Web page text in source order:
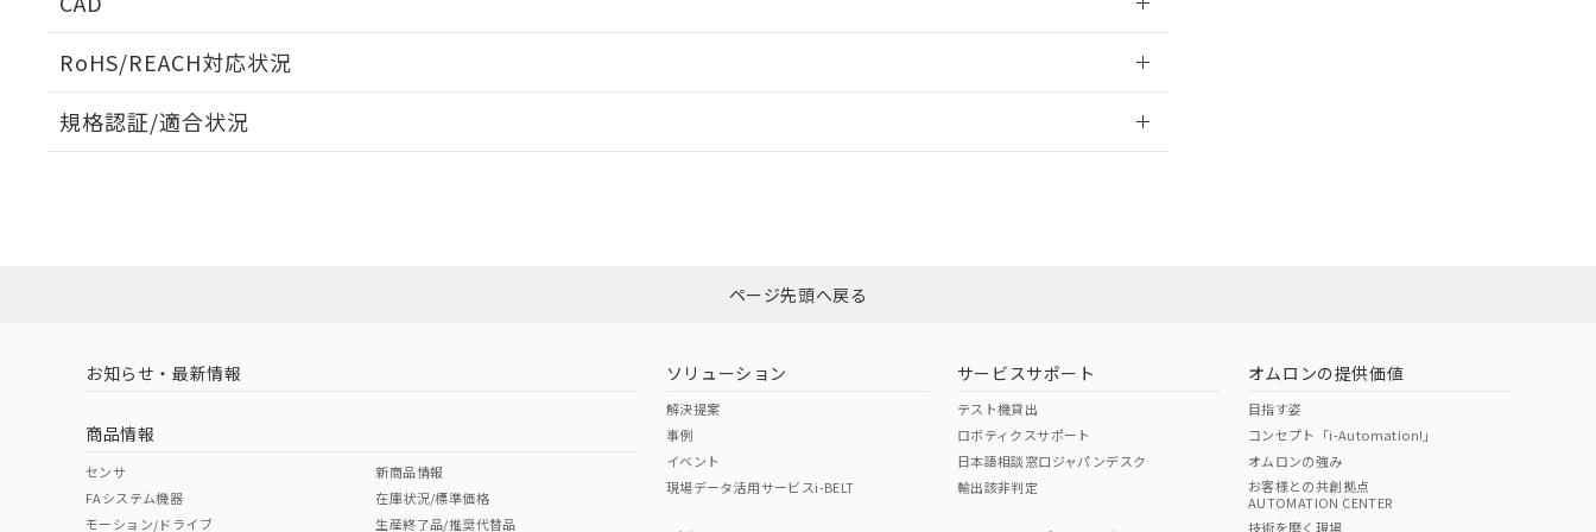
A: 65mm以上、B: 60mm以上
金属埋め込み
RoHS/REACH対応状況
EU RoHS 注意事項・凡例
ダウンロードはこちら
中国 RoHS 注意事項・凡例
中国 RoHS表
Pb Hg Cr(VI)
規格認証/適合状況
（イギリス
（ノルウェー
（日本
（アメリカ
ページ先頭へ戻る
お知らせ・最新情報
商品情報
センサ
FAシステム機器
モーション/ドライブ
新商品情報
在庫状況/標準価格
生産終了品/推奨代替品
ソリューション
解決提案
事例
イベント
現場データ活用サービスi-BELT
サービスサポート
テスト機貸出
ロボティクスサポート
日本語相談窓口ジャパンデスク
輸出該非判定
オムロンの提供価値
目指す姿
コンセプト「i-Automation!」
オムロンの強み
お客様との共創拠点
AUTOMATION CENTER
技術を磨く現場